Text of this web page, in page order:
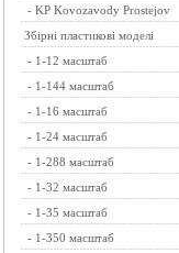
- KP Kovozavody Prostejov
Збірні пластикові моделі
- 1-12 масштаб
- 1-144 масштаб
- 1-16 масштаб
- 1-24 масштаб
- 1-288 масштаб
- 1-32 масштаб
- 1-35 масштаб
- 1-350 масштаб